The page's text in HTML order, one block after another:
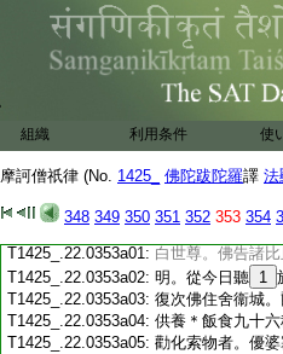
組織 利用条件 使
摩訶僧祇律 (No. 1425_ 佛陀跋陀羅譯 法
348 349 350 351 352 353 354
T1425_.22.0352c19:戒不得數數食故。
T1425_.22.0352c20:病時數數食
T1425_.22.0352c21:復次佛住舍衞城
T1425_.22.0352c22:
食施衣。時祇洹
家。毘舍佉鹿母
衆＊僧。今有何
T1425_.22.0352c25:丘語優婆夷言。世
T1425_.22.0352c26:
病者。是故諸病
T1425_.22.0352c27:梨。世人正以請食
T1425_.22.0352c28: 施衣。若不食者
T1425_.22.0353a01: 白世尊。佛告諸
T1425_.22.0353a02: 明。從今日聽 1
T1425_.22.0353a03: 復次佛住舍衞城。
T1425_.22.0353a04: 供養＊飯食九十六
T1425_.22.0353a05: 勸化索物者。優